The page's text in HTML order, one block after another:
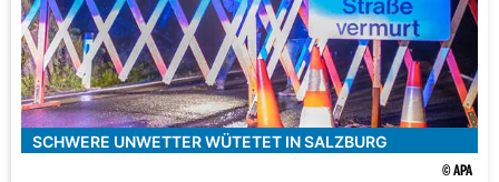
SCHWERE UNWETTER WÜTETET IN SALZBURG
© APA